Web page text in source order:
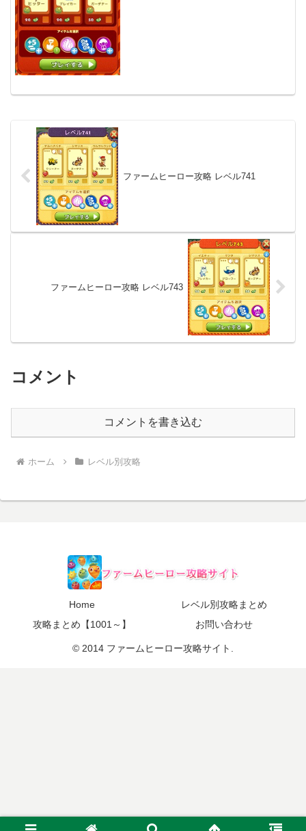
ファームヒーロー攻略 レベル741
ファームヒーロー攻略 レベル743
コメント
コメントを書き込む
ホーム レベル別攻略
Home
レベル別攻略まとめ
攻略まとめ【1001～】
お問い合わせ
© 2014 ファームヒーロー攻略サイト.